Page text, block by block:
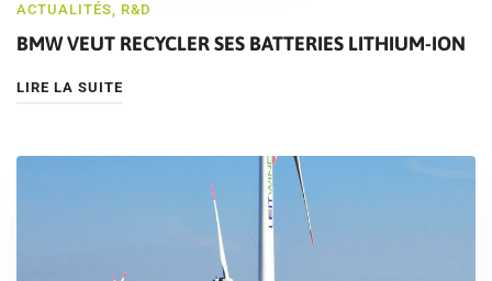
ACTUALITÉS, R&D
BMW VEUT RECYCLER SES BATTERIES LITHIUM-ION
LIRE LA SUITE